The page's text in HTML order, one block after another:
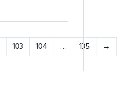
103 104 … 135 →